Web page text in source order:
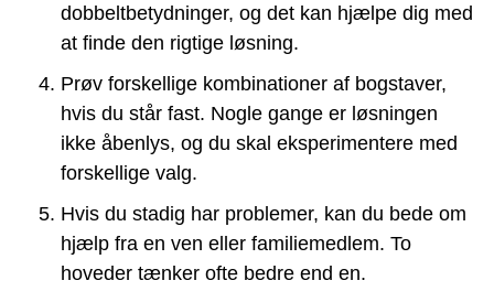
dobbeltbetydninger, og det kan hjælpe dig med
at finde den rigtige løsning.
Prøv forskellige kombinationer af bogstaver,
hvis du står fast. Nogle gange er løsningen
ikke åbenlys, og du skal eksperimentere med
forskellige valg.
Hvis du stadig har problemer, kan du bede om
hjælp fra en ven eller familiemedlem. To
hoveder tænker ofte bedre end en.